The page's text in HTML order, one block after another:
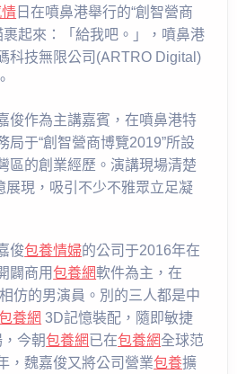
日在噴鼻港舉行的“創智營商
起來：「給我吧。」，噴鼻港
科技無限公司(ARTRO Digital)
作為主講嘉賓，在噴鼻港特
局于“創智營商博覽2019”所設
區的創業經歷。演講現場清楚
展現，吸引不少不雅眾立足凝
俊包養情婦的公司于2016年在
闢商用包養網軟件為主，在
仿的男演員。別的三人都是中
養網 3D記憶裝配，隨即敏捷
今朝包養網已在包養網全球范
，魏嘉俊又將公司營業包養擴